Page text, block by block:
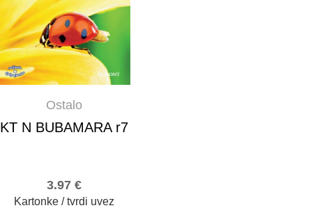
Ostalo
KT N BUBAMARA r7
3.97 €
Kartonke / tvrdi uvez